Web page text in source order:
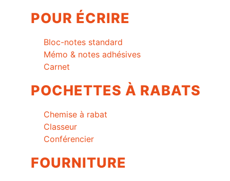
POUR ÉCRIRE
Bloc-notes standard
Mémo & notes adhésives
Carnet
POCHETTES À RABATS
Chemise à rabat
Classeur
Conférencier
FOURNITURE